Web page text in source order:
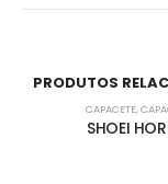
PRODUTOS
CAPACETE,
SHOEI